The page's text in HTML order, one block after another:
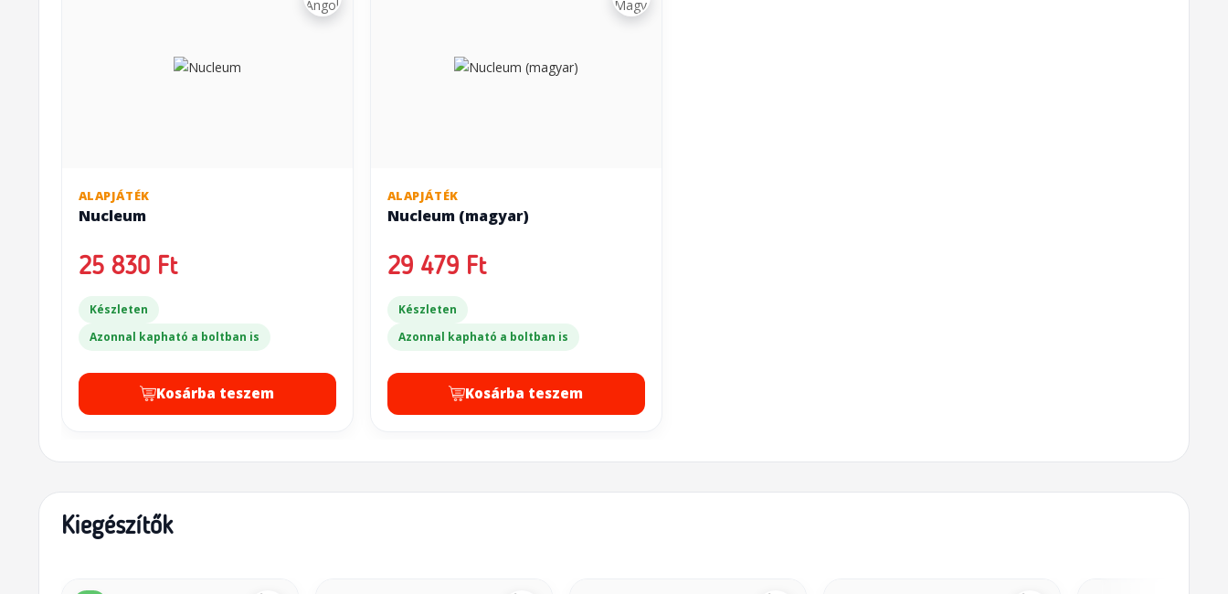
ALAPJÁTÉK
Nucleum
25 830 Ft
Készleten
Azonnal kapható a boltban is
Kosárba teszem
ALAPJÁTÉK
Nucleum (magyar)
29 479 Ft
Készleten
Azonnal kapható a boltban is
Kosárba teszem
Kiegészítők